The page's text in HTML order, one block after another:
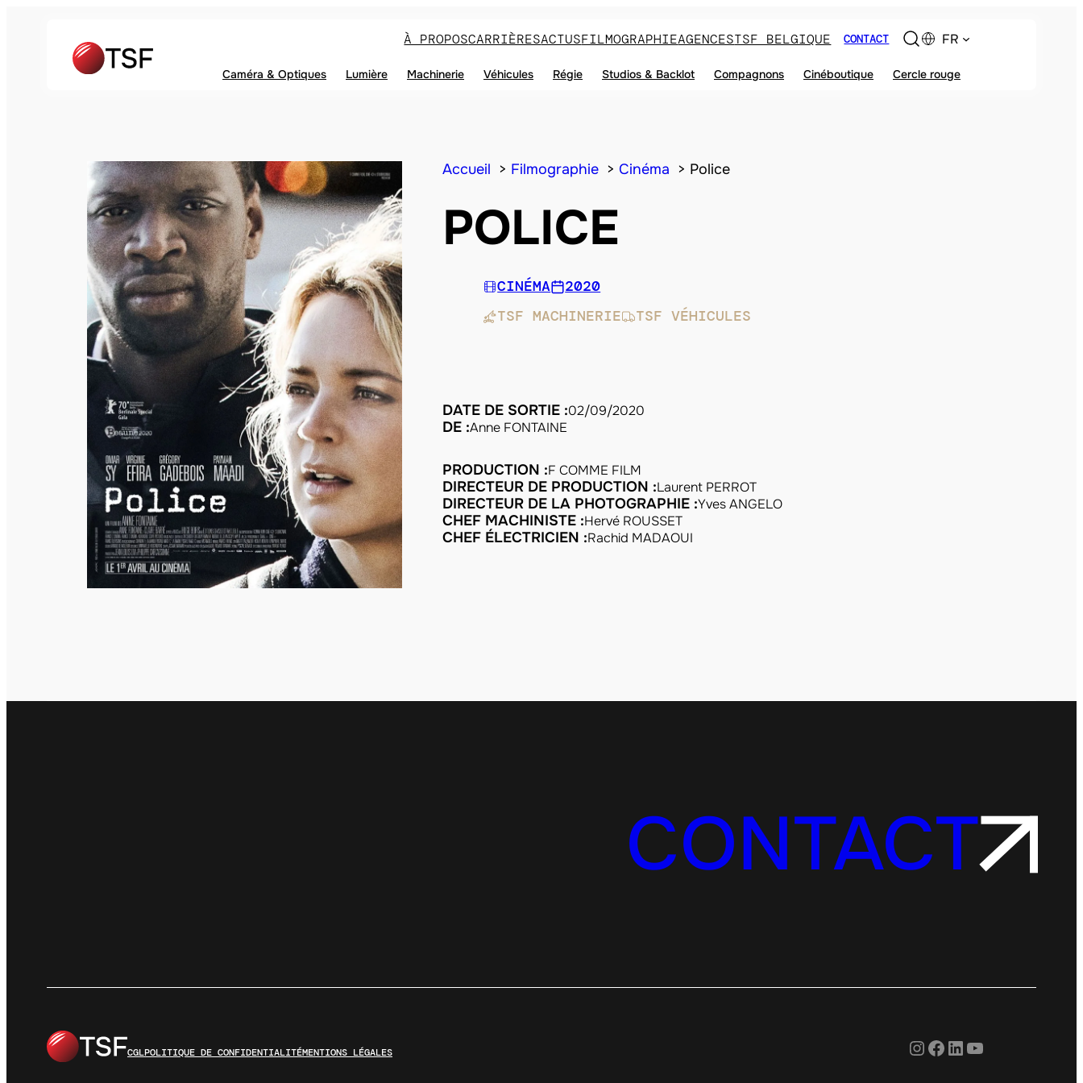
À PROPOSCARRIÈRESACTUSFILMOGRAPHIEAGENCESTSF BELGIQUE CONTACT FR
Caméra & Optiques Lumière Machinerie Véhicules Régie Studios & Backlot Compagnons Cinéboutique Cercle rouge
Accueil Filmographie Cinéma Police
POLICE
CINÉMA
2020
TSF MACHINERIE
TSF VÉHICULES
DATE DE SORTIE :02/09/2020
DE :Anne FONTAINE
PRODUCTION :F COMME FILM
DIRECTEUR DE PRODUCTION :Laurent PERROT
DIRECTEUR DE LA PHOTOGRAPHIE :Yves ANGELO
CHEF MACHINISTE :Hervé ROUSSET
CHEF ÉLECTRICIEN :Rachid MADAOUI
CONTACT
CGLPOLITIQUE DE CONFIDENTIALITÉMENTIONS LÉGALES Instagram
Facebook
LinkedIn
YouTube